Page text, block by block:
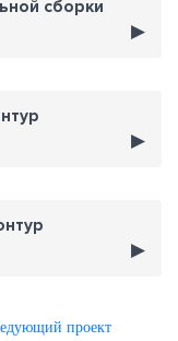
сборки
проект